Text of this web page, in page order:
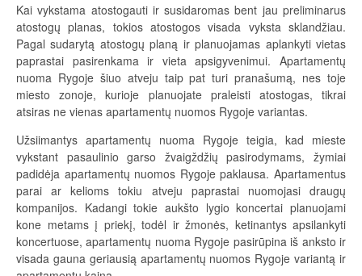
Kai vykstama atostogauti ir susidaromas bent jau preliminarus
atostogų planas, tokios atostogos visada vyksta sklandžiau.
Pagal sudarytą atostogų planą ir planuojamas aplankyti vietas
paprastai pasirenkama ir vieta apsigyvenimui. Apartamentų
nuoma Rygoje šiuo atveju taip pat turi pranašumą, nes toje
miesto zonoje, kurioje planuojate praleisti atostogas, tikrai
atsiras ne vienas apartamentų nuomos Rygoje variantas.
Užsiimantys apartamentų nuoma Rygoje teigia, kad mieste
vykstant pasaulinio garso žvaigždžių pasirodymams, žymiai
padidėja apartamentų nuomos Rygoje paklausa. Apartamentus
parai ar kelioms tokiu atveju paprastai nuomojasi draugų
kompanijos. Kadangi tokie aukšto lygio koncertai planuojami
kone metams į priekį, todėl ir žmonės, ketinantys apsilankyti
koncertuose, apartamentų nuoma Rygoje pasirūpina iš anksto ir
visada gauna geriausią apartamentų nuomos Rygoje variantą ir